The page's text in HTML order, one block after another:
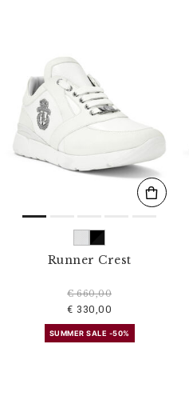
Runner Crest
€ 660,00
€ 330,00
SUMMER SALE -50%